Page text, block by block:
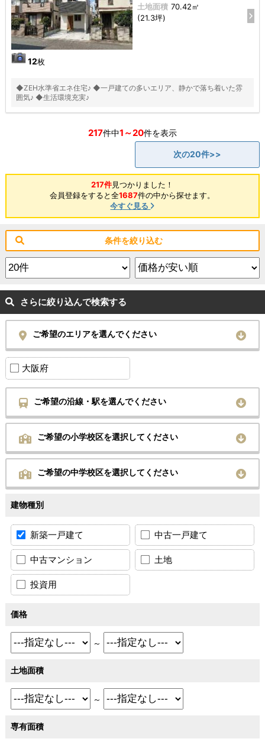
12枚
土地面積 70.42㎡
(21.3坪)
◆ZEH水準省エネ住宅♪ ◆一戸建ての多いエリア、静かで落ち着いた雰
囲気♪ ◆生活環境充実♪
217件中1～20件を表示
次の20件>>
217件見つかりました！
会員登録をすると全1687件の中から探せます。
今すぐ見る
条件を絞り込む
さらに絞り込んで検索する
ご希望のエリアを選んでください
大阪府
ご希望の沿線・駅を選んでください
ご希望の小学校区を選択してください
ご希望の中学校区を選択してください
建物種別
新築一戸建て 中古一戸建て
中古マンション 土地
投資用
価格
～
土地面積
～
専有面積